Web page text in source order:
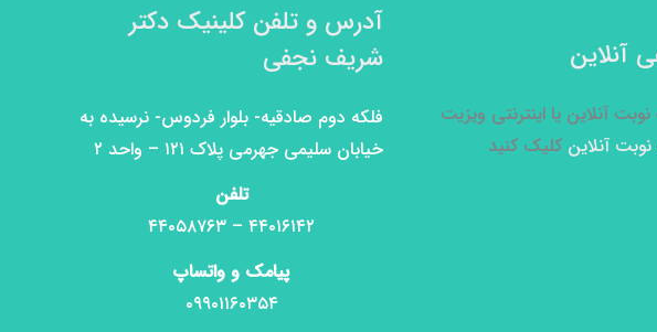
آنلاین
آنلاین یا اینترنتی ویزیت
آنلاین کلیک کنید
آدرس و تلفن کلینیک دکتر
شریف نجفی
فلکه دوم صادقیه- بلوار فردوس- نرسیده به
خیابان سلیمی جهرمی پلاک ۱۲۱ – واحد ۲
تلفن
۴۴۰۱۶۱۴۲ – ۴۴۰۵۸۷۶۳
پیامک و واتساپ
۰۹۹۰۱۱۶۰۳۵۴